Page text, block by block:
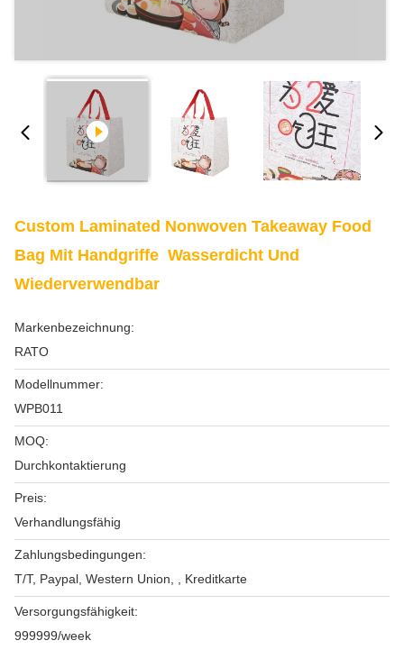
Custom Laminated Nonwoven Takeaway Food
Bag Mit Handgriffe ️ Wasserdicht Und
Wiederverwendbar
Markenbezeichnung:
RATO
Modellnummer:
WPB011
MOQ:
Durchkontaktierung
Preis:
Verhandlungsfähig
Zahlungsbedingungen:
T/T, Paypal, Western Union, , Kreditkarte
Versorgungsfähigkeit:
999999/week